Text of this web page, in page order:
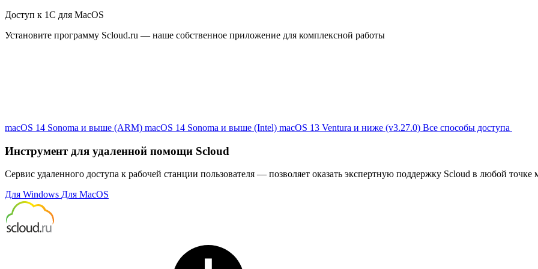
Доступ к 1С для MacOS
Установите программу Scloud.ru — наше собственное приложение для комплексной работы
macOS 14 Sonoma и выше (ARM) macOS 14 Sonoma и выше (Intel) macOS 13 Ventura и ниже (v3.27.0) Все способы доступа
Инструмент для удаленной помощи Scloud
Сервис удаленного доступа к рабочей станции пользователя — позволяет оказать экспертную поддержку Scloud в любой точке
Для Windows Для MacOS